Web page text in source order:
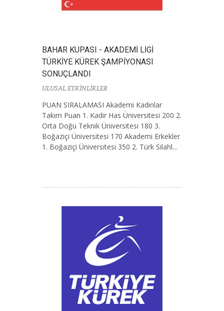
BAHAR KUPASI - AKADEMİ LİGİ
TÜRKİYE KÜREK ŞAMPİYONASI
SONUÇLANDI
ULUSAL ETKİNLİKLER
PUAN SIRALAMASI Akademi Kadınlar
Takım Puan 1. Kadir Has Üniversitesi 200 2.
Orta Doğu Teknik Üniversitesi 180 3.
Boğaziçi Üniversitesi 170 Akademi Erkekler
1. Boğaziçi Üniversitesi 350 2. Türk Silahl...